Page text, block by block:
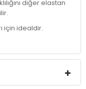
diğer elastan
için idealdir.